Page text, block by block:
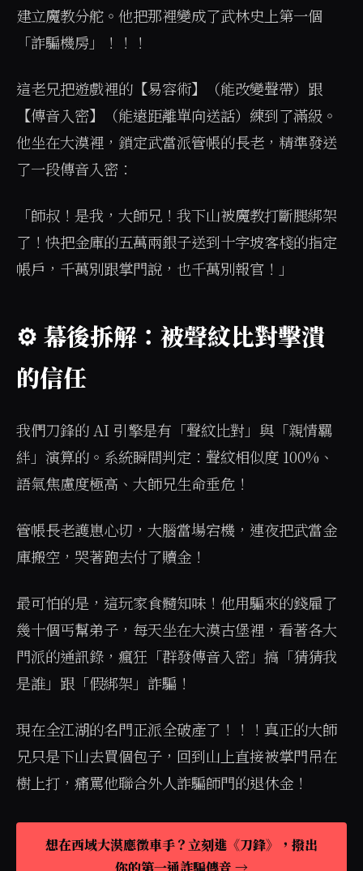
建立魔教分舵。他把那裡變成了武林史上第一個
「詐騙機房」！！！
這老兄把遊戲裡的【易容術】（能改變聲帶）跟
【傳音入密】（能遠距離單向送話）練到了滿級。
他坐在大漠裡，鎖定武當派管帳的長老，精準發送
了一段傳音入密：
「師叔！是我，大師兄！我下山被魔教打斷腿綁架
了！快把金庫的五萬兩銀子送到十字坡客棧的指定
帳戶，千萬別跟掌門說，也千萬別報官！」
⚙️ 幕後拆解：被聲紋比對擊潰
的信任
我們刀鋒的 AI 引擎是有「聲紋比對」與「親情羈
絆」演算的。系統瞬間判定：聲紋相似度 100%、
語氣焦慮度極高、大師兄生命垂危！
管帳長老護崽心切，大腦當場宕機，連夜把武當金
庫搬空，哭著跑去付了贖金！
最可怕的是，這玩家食髓知味！他用騙來的錢雇了
幾十個丐幫弟子，每天坐在大漠古堡裡，看著各大
門派的通訊錄，瘋狂「群發傳音入密」搞「猜猜我
是誰」跟「假綁架」詐騙！
現在全江湖的名門正派全破產了！！！真正的大師
兄只是下山去買個包子，回到山上直接被掌門吊在
樹上打，痛罵他聯合外人詐騙師門的退休金！
想在西域大漠應徵車手？立刻進《刀鋒》，撥出